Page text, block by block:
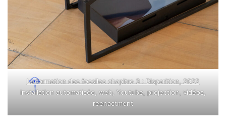
La formation des fossiles chapitre 3 : Disparition, 2022
installation automatisée, web, Youtube, projection, vidéos,
reenactment